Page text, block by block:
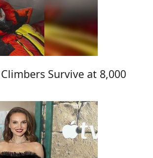
Survive at 8,000